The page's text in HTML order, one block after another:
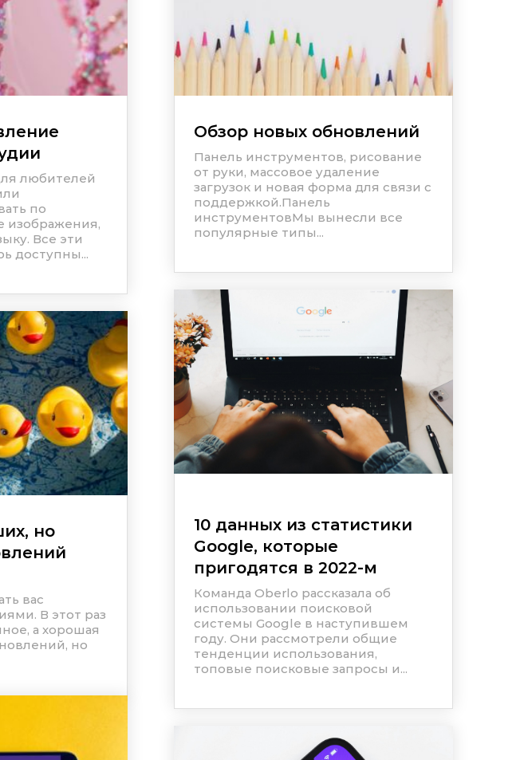
любителей
по
изображения,
Все эти
доступны...
Обзор новых обновлений
Панель инструментов, рисование
от руки, массовое удаление
загрузок и новая форма для связи с
поддержкой.Панель
инструментовМы вынесли все
популярные типы...
но
вас
В этот раз
а хорошая
но
10 данных из статистики
Google, которые
пригодятся в 2022-м
Команда Oberlo рассказала об
использовании поисковой
системы Google в наступившем
году. Они рассмотрели общие
тенденции использования,
топовые поисковые запросы и...